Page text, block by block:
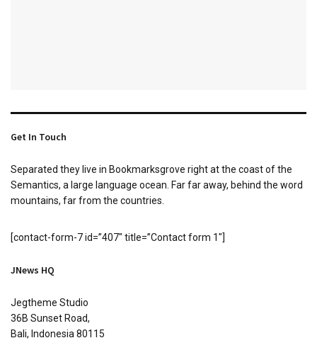
Get In Touch
Separated they live in Bookmarksgrove right at the coast of the
Semantics, a large language ocean. Far far away, behind the word
mountains, far from the countries.
[contact-form-7 id=”407″ title=”Contact form 1″]
JNews HQ
Jegtheme Studio
36B Sunset Road,
Bali, Indonesia 80115